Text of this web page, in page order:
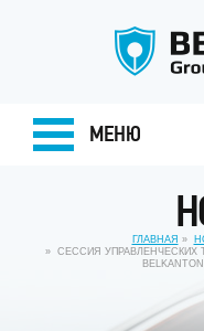
МЕНЮ
ГЛАВНАЯ
СЕССИЯ УПРАВЛЕНЧЕСКИХ